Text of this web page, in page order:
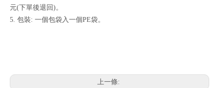
元(下單後退回)。
5. 包裝: 一個包袋入一個PE袋。
上一條: